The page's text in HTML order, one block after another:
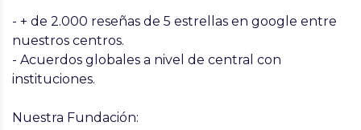
- + de 2.000 reseñas de 5 estrellas en google entre
nuestros centros.
- Acuerdos globales a nivel de central con
instituciones.
Nuestra Fundación: